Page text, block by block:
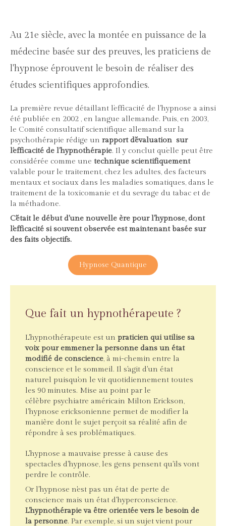
Au 21e siècle, avec la montée en puissance de la
médecine basée sur des preuves, les praticiens de
l'hypnose éprouvent le besoin de réaliser des
études scientifiques approfondies.
La première revue détaillant l’efficacité de l'hypnose a ainsi
été publiée en 2002 , en langue allemande. Puis, en 2003,
le Comité consultatif scientifique allemand sur la
psychothérapie rédige un rapport d’évaluation sur
l’efficacité de l'hypnothérapie. Il y conclut qu’elle peut être
considérée comme une technique scientifiquement
valable pour le traitement, chez les adultes, des facteurs
mentaux et sociaux dans les maladies somatiques, dans le
traitement de la toxicomanie et du sevrage du tabac et de
la méthadone.
C'était le début d'une nouvelle ère pour l'hypnose, dont
l'efficacité si souvent observée est maintenant basée sur
des faits objectifs.
Hypnose Quantique
Que fait un hypnothérapeute ?
L'hypnothérapeute est un praticien qui utilise sa
voix pour emmener la personne dans un état
modifié de conscience, à mi-chemin entre la
conscience et le sommeil. Il s'agit d'un état
naturel puisqu'on le vit quotidiennement toutes
les 90 minutes. Mise au point par le
célèbre psychiatre américain Milton Erickson,
l'hypnose ericksonienne permet de modifier la
manière dont le sujet perçoit sa réalité afin de
répondre à ses problématiques.
L'hypnose a mauvaise presse à cause des
spectacles d'hypnose, les gens pensent qu'ils vont
perdre le contrôle.
Or l'hypnose n'est pas un état de perte de
conscience mais un état d'hyperconscience.
L'hypnothérapie va être orientée vers le besoin de
la personne. Par exemple, si un sujet vient pour